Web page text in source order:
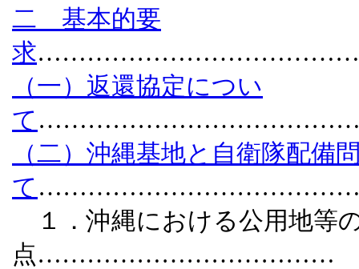
二 基本的要
求
（一）返還協定につい
て
（二）沖縄基地と自衛隊配備
て
１．沖縄における公用地等
点………………………………